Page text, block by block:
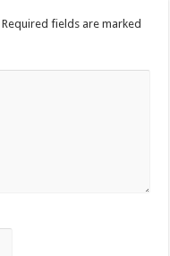
Required fields are marked